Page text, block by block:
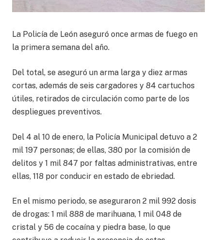
La Policía de León aseguró once armas de fuego en
la primera semana del año.
Del total, se aseguró un arma larga y diez armas
cortas, además de seis cargadores y 84 cartuchos
útiles, retirados de circulación como parte de los
despliegues preventivos.
Del 4 al 10 de enero, la Policía Municipal detuvo a 2
mil 197 personas; de ellas, 380 por la comisión de
delitos y 1 mil 847 por faltas administrativas, entre
ellas, 118 por conducir en estado de ebriedad.
En el mismo periodo, se aseguraron 2 mil 992 dosis
de drogas: 1 mil 888 de marihuana, 1 mil 048 de
cristal y 56 de cocaína y piedra base, lo que